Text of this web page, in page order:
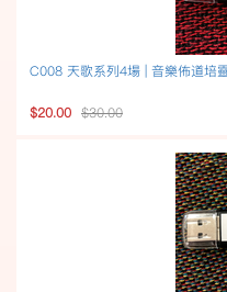
C008 天歌系列4場 | 音樂佈道培
$20.00 $30.00